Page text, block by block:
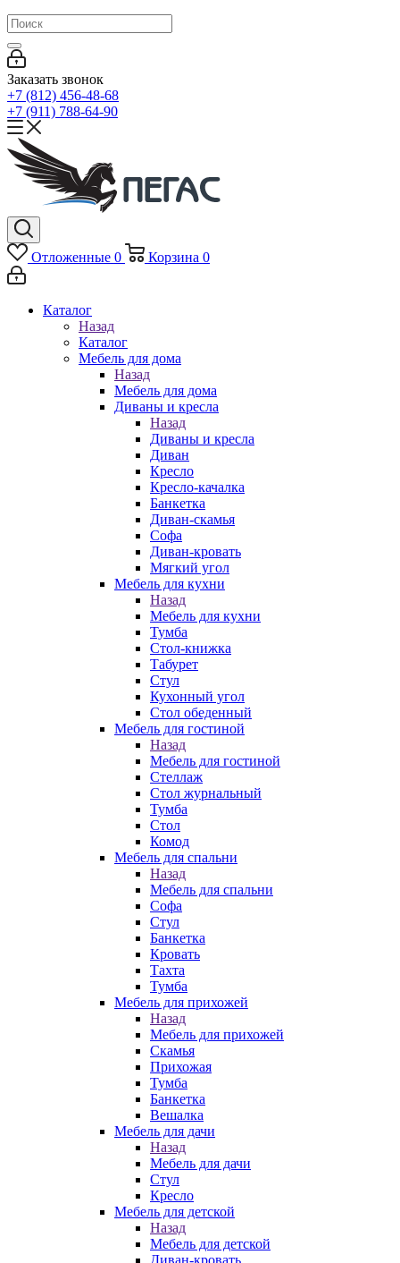
Заказать звонок
+7 (812) 456-48-68
+7 (911) 788-64-90
Отложенные 0 Корзина 0
Каталог
Назад
Каталог
Мебель для дома
Назад
Мебель для дома
Диваны и кресла
Назад
Диваны и кресла
Диван
Кресло
Кресло-качалка
Банкетка
Диван-скамья
Софа
Диван-кровать
Мягкий угол
Мебель для кухни
Назад
Мебель для кухни
Тумба
Стол-книжка
Табурет
Стул
Кухонный угол
Стол обеденный
Мебель для гостиной
Назад
Мебель для гостиной
Стеллаж
Стол журнальный
Тумба
Стол
Комод
Мебель для спальни
Назад
Мебель для спальни
Софа
Стул
Банкетка
Кровать
Тахта
Тумба
Мебель для прихожей
Назад
Мебель для прихожей
Скамья
Прихожая
Тумба
Банкетка
Вешалка
Мебель для дачи
Назад
Мебель для дачи
Стул
Кресло
Мебель для детской
Назад
Мебель для детской
Диван-кровать